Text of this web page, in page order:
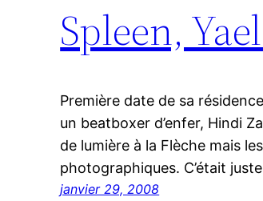
Spleen,
Première date de sa
un beatboxer d’enfer, Hindi
de lumière à la Flèche mais
photographiques. C’était
janvier 29, 2008